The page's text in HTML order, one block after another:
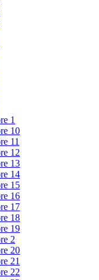
1
10
11
12
13
14
15
16
17
18
19
2
20
21
22